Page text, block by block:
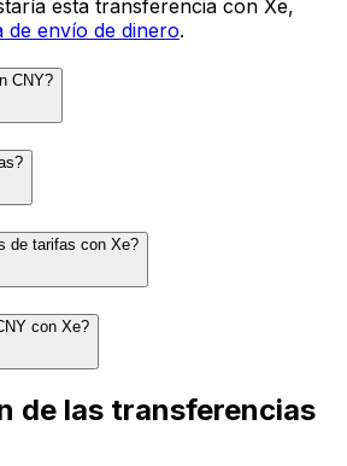
esta transferencia con Xe,
de envío de dinero.
CNY?
de tarifas con Xe?
con Xe?
de las transferencias